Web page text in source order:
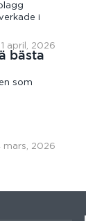
i
1 april, 2026
bästa
som
mars, 2026